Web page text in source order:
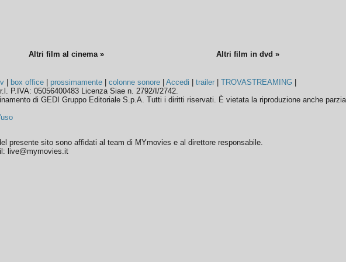
Altri film al cinema » Altri film in dvd »
box office prossimamente |colonne sonore |Accedi |trailer |TROVASTREAMING
P.IVA: 05056400483 Licenza Siae n. 2792/I/2742.
di GEDI Gruppo Editoriale S.p.A. Tutti i diritti riservati. È vietata la riproduzione anche
presente sito sono affidati al team di MYmovies e al direttore responsabile.
live@mymovies.it